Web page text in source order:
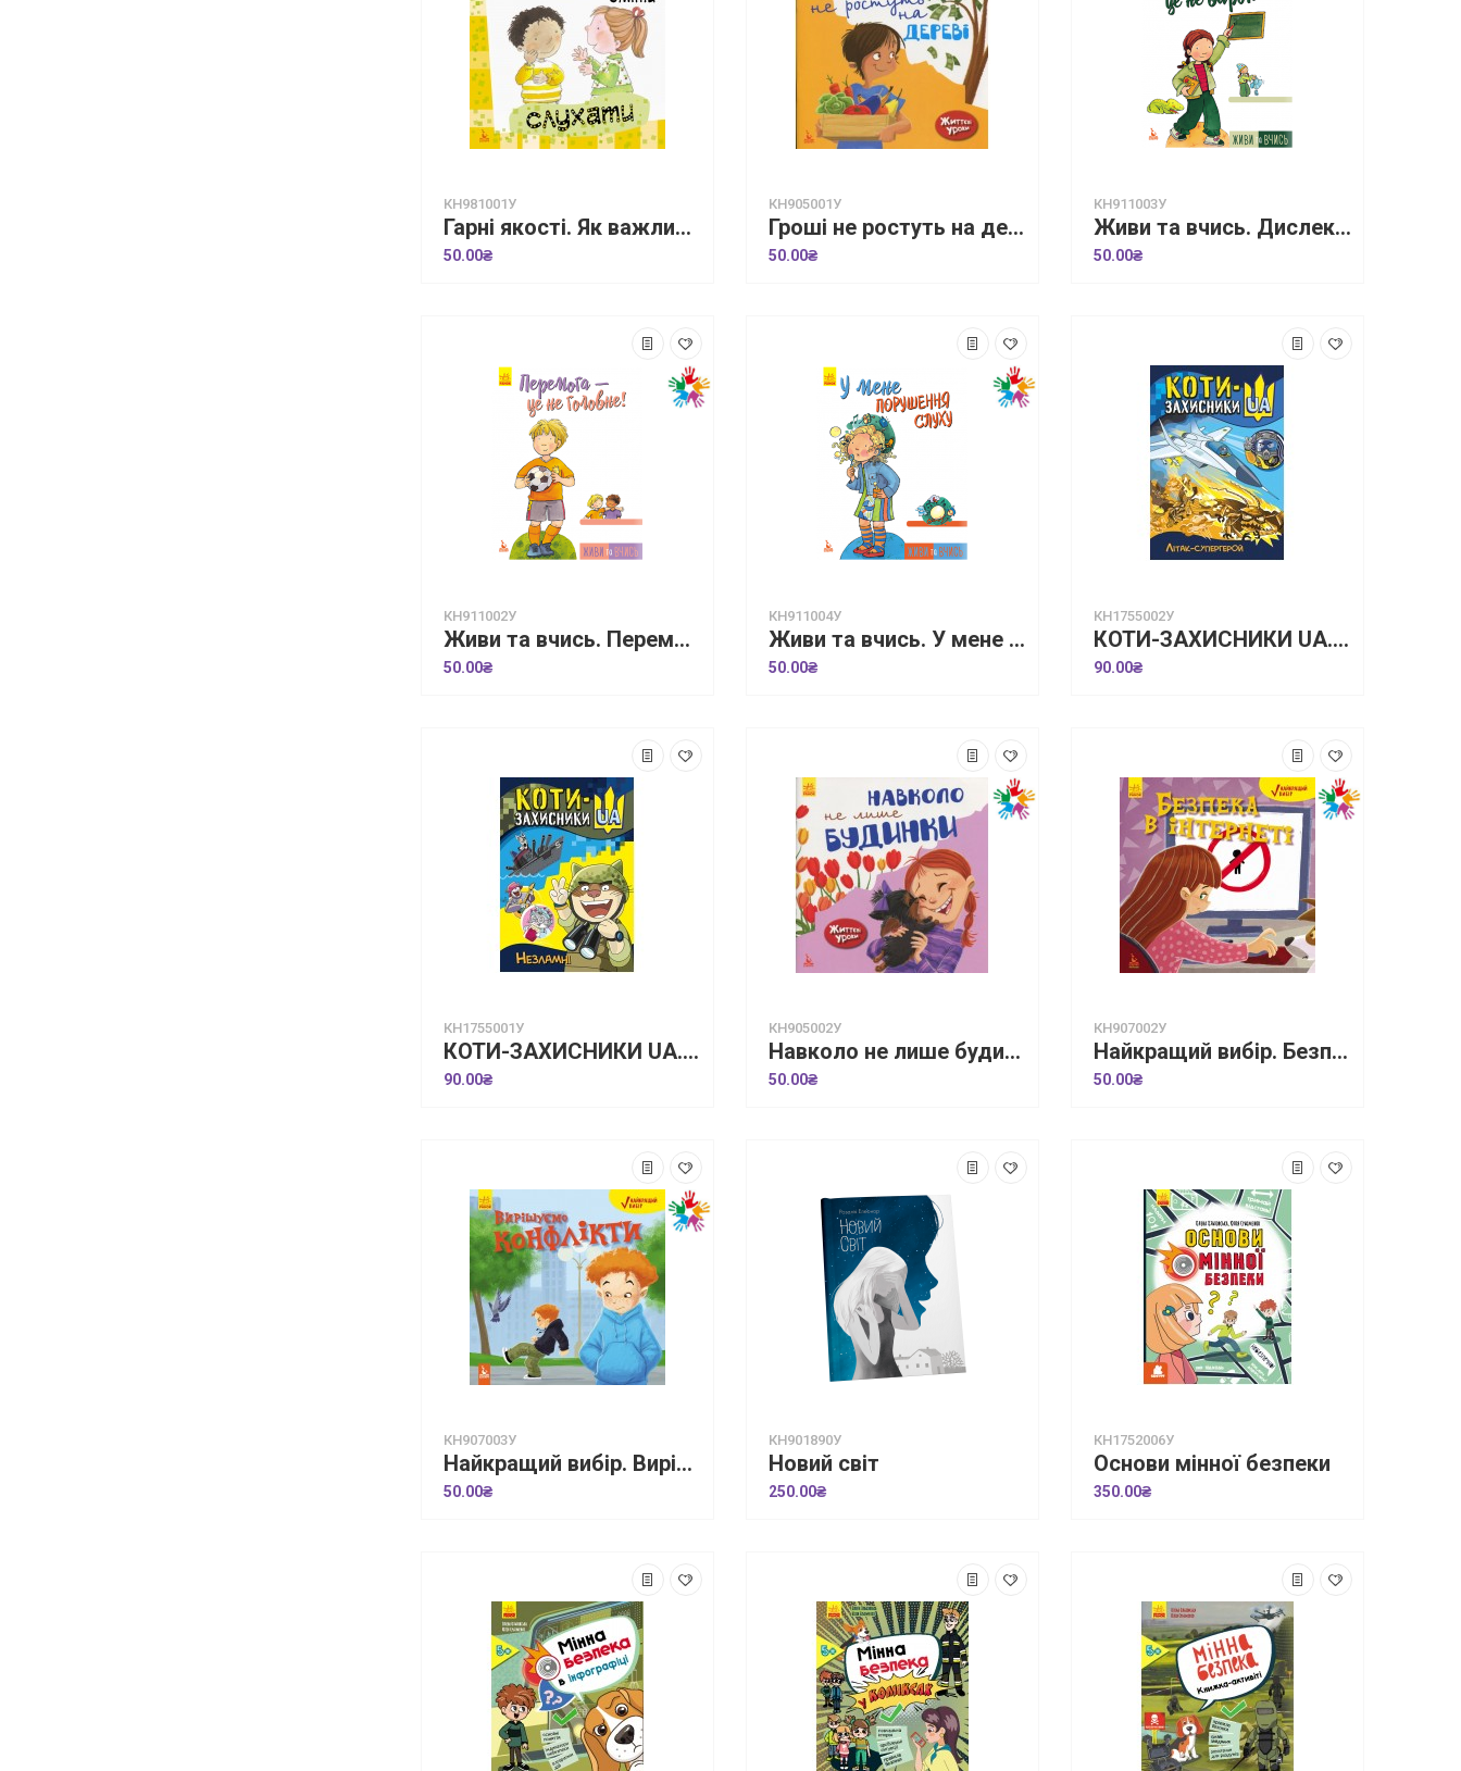
КН981001У
Гарні якості. Як важливо вміти слухати
50.00₴
КН905001У
Гроші не ростуть на дереві. Життєві уроки
50.00₴
КН911003У
Живи та вчись. Дислексія — це не вирок
50.00₴
КН911002У
Живи та вчись. Перемога —це не головне
50.00₴
КН911004У
Живи та вчись. У мене порушення слуху
50.00₴
КН1755002У
КОТИ-ЗАХИСНИКИ UA. Літак-супергерой
90.00₴
КН1755001У
КОТИ-ЗАХИСНИКИ UA. Незламні
90.00₴
КН905002У
Навколо не лише будинки. Життєві уроки
50.00₴
КН907002У
Найкращий вибір. Безпека в інтернеті
50.00₴
КН907003У
Найкращий вибір. Вирішуємо конфлікти
50.00₴
КН901890У
Новий світ
250.00₴
КН1752006У
Основи мінної безпеки
350.00₴